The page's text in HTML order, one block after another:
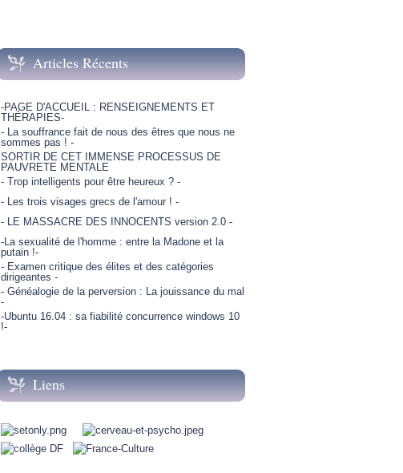
Articles Récents
-PAGE D'ACCUEIL : RENSEIGNEMENTS ET
THÉRAPIES-
- La souffrance fait de nous des êtres que nous ne
sommes pas ! -
SORTIR DE CET IMMENSE PROCESSUS DE
PAUVRETE MENTALE
- Trop intelligents pour être heureux ? -
- Les trois visages grecs de l'amour ! -
- LE MASSACRE DES INNOCENTS version 2.0 -
-La sexualité de l'homme : entre la Madone et la
putain !-
- Examen critique des élites et des catégories
dirigeantes -
- Généalogie de la perversion : La jouissance du mal
-
-Ubuntu 16.04 : sa fiabilité concurrence windows 10
!-
Liens